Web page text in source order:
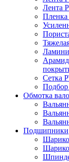
Лента
Пленка
Сетка
Подбор
Обмотка
Подшипники